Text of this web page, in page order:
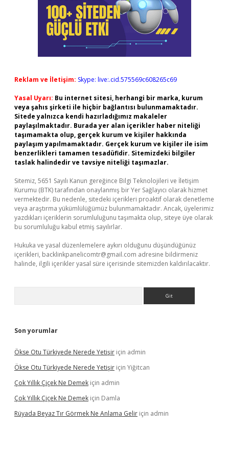
Reklam ve İletişim: Skype: live:.cid.575569c608265c69
Yasal Uyarı: Bu internet sitesi, herhangi bir marka, kurum
veya şahıs şirketi ile hiçbir bağlantısı bulunmamaktadır.
Sitede yalnızca kendi hazırladığımız makaleler
paylaşılmaktadır. Burada yer alan içerikler haber niteliği
taşımamakta olup, gerçek kurum ve kişiler hakkında
paylaşım yapılmamaktadır. Gerçek kurum ve kişiler ile isim
benzerlikleri tamamen tesadüfidir. Sitemizdeki bilgiler
taslak halindedir ve tavsiye niteliği taşımazlar.
Sitemiz, 5651 Sayılı Kanun gereğince Bilgi Teknolojileri ve İletişim
Kurumu (BTK) tarafından onaylanmış bir Yer Sağlayıcı olarak hizmet
vermektedir. Bu nedenle, sitedeki içerikleri proaktif olarak denetleme
veya araştırma yükümlülüğümüz bulunmamaktadır. Ancak, üyelerimiz
yazdıkları içeriklerin sorumluluğunu taşımakta olup, siteye üye olarak
bu sorumluluğu kabul etmiş sayılırlar.
Hukuka ve yasal düzenlemelere aykırı olduğunu düşündüğünüz
içerikleri, backlinkpanelicomtr@gmail.com adresine bildirmeniz
halinde, ilgili içerikler yasal süre içerisinde sitemizden kaldırılacaktır.
Son yorumlar
Ökse Otu Türkiyede Nerede Yetişir için admin
Ökse Otu Türkiyede Nerede Yetişir için Yiğitcan
Çok Yıllık Çiçek Ne Demek için admin
Çok Yıllık Çiçek Ne Demek için Damla
Rüyada Beyaz Tır Görmek Ne Anlama Gelir için admin